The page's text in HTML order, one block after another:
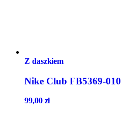
Z daszkiem
Nike Club FB5369-010
99,00 zł